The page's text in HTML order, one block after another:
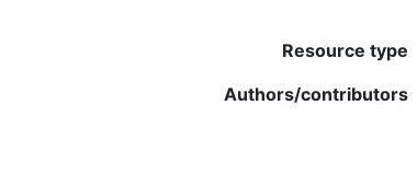
Resource type
Authors/contributors